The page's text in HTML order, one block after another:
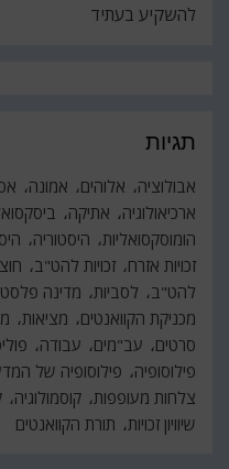
להשקיע בעתיד
תגיות
אבולוציה אלוהים אמונה
ארכיאולוגיה
אתיקה
הומוסקסואליות היסטוריה
זכויות אזרח זכויות להט"ב
להט"ב
לסביות מדינה
מכניקת הקוואנטים
מציאות
סרטים
עב"מים עבודה
פילוסופיה
פילוסופיה של
צלחות מעופפות קוסמולוגיה
שיוויון זכויות תורת הקוואנטים